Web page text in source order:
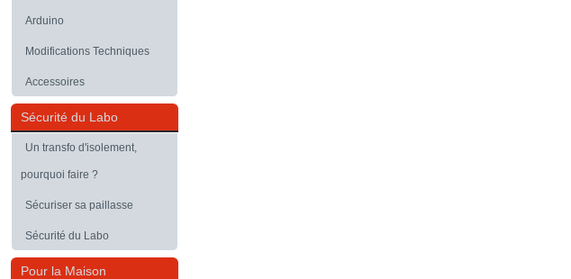
Arduino
Modifications Techniques
Accessoires
Sécurité du Labo
Un transfo d'isolement,
pourquoi faire ?
Sécuriser sa paillasse
Sécurité du Labo
Pour la Maison